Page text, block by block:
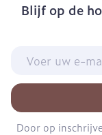
Blijf op de
Door op